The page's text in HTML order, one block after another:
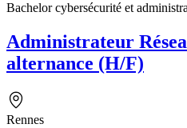
Bachelor cybersécurité et
Administrateur
alternance (H/F)
Rennes